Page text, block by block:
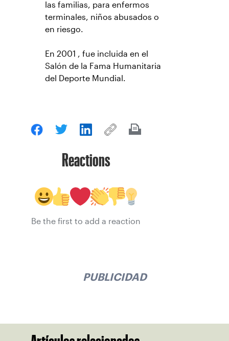
las familias, para enfermos
terminales, niños abusados o
en riesgo.
En 2001 , fue incluida en el
Salón de la Fama Humanitaria
del Deporte Mundial.
Reactions
Be the first to add a reaction
PUBLICIDAD